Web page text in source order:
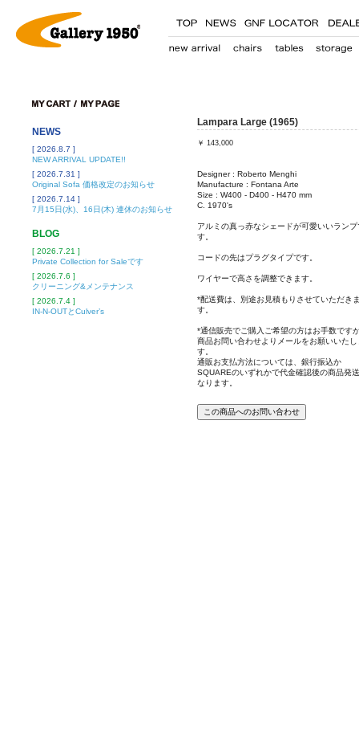
NEWS
[ 2026.8.7 ]
NEW ARRIVAL UPDATE!!
[ 2026.7.31 ]
Original Sofa 価格改定のお知らせ
[ 2026.7.14 ]
7月15日(水)、16日(木) 連休のお知らせ
BLOG
[ 2026.7.21 ]
Private Collection for Saleです
[ 2026.7.6 ]
クリーニング&メンテナンス
[ 2026.7.4 ]
IN-N-OUTとCulver’s
Lampara Large (1965)
￥ 143,000
Designer : Roberto Menghi
Manufacture : Fontana Arte
Size : W400 - D400 - H470 mm
C. 1970's
アルミの真っ赤なシェードが可愛いいランプ
す。
コードの先はプラグタイプです。
ワイヤーで高さを調整できます。
*配送費は、別途お見積もりさせていただき
す。
*通信販売でご購入ご希望の方はお手数です
商品お問い合わせよりメールをお願いいたし
す。
通販お支払方法については、銀行振込か
SQUAREのいずれかで代金確認後の商品発
なります。
この商品へのお問い合わせ